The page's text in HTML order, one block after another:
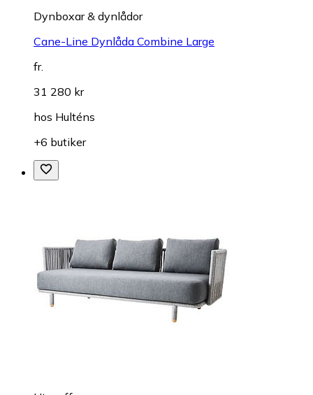
Dynboxar & dynlådor
Cane-Line Dynlåda Combine Large
fr.
31 280 kr
hos Hulténs
+6 butiker